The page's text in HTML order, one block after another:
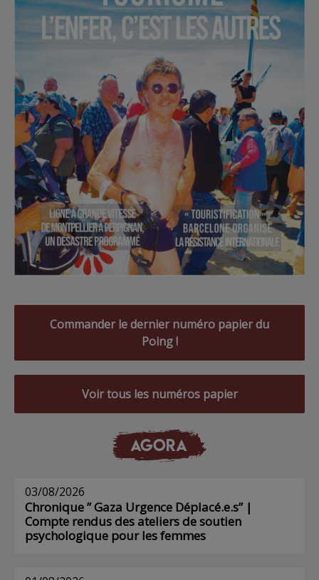
Commander le dernier numéro papier du
Poing !
Voir tous les numéros papier
AGORA
03/08/2026
Chronique ” Gaza Urgence Déplacé.e.s” |
Compte rendus des ateliers de soutien
psychologique pour les femmes